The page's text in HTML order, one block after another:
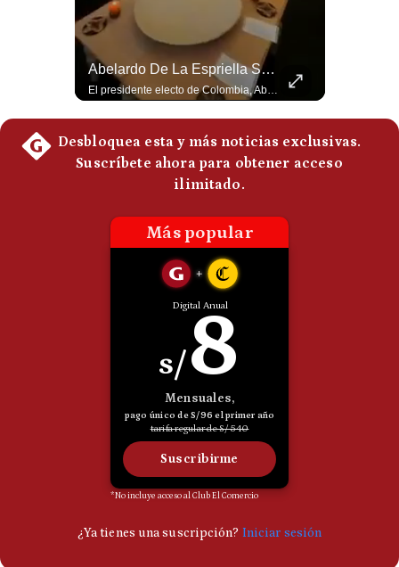
Frecuentes
Abelardo De La Espriella Se Reúne Con Javier Milei En Cali | Gestión Mundo
El presidente electo de Colombia, Abelardo de la Espriella, sostuvo una reunión bilateral en Cali con el mandatario argentino Javier Milei. El encuentro se dio pocas horas antes de la ceremonia de investidura presidencial para el periodo 2026-2030, marcando el inicio de una nueva alianza estratégica regional. #DeLaEspriella #JavierMilei #Colombia #Argentina #PoliticaLatina #Shorts 👉 Suscríbete y activa la campana para no perderte nuestro análisis diario. 🌎 Síguenos en nuestras redes sociales: 📌 Web oficial: https://gestion.pe/mundo/ 📌 LinkedIn: http://bit.ly/3HYIET0 📌 X (Twitter): http://bit.ly/4noZtX9 📌 TikTok: http://bit.ly/4evB6TO